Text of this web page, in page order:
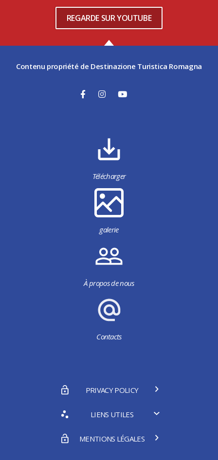
REGARDE SUR YOUTUBE
Contenu propriété de Destinazione Turistica Romagna
Télécharger
galerie
À propos de nous
Contacts
PRIVACY POLICY
LIENS UTILES
MENTIONS LÉGALES